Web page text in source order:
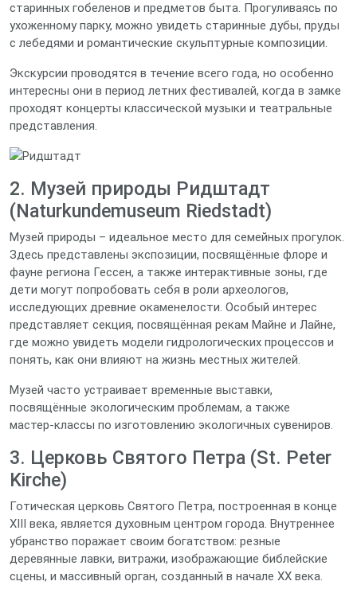
старинных гобеленов и предметов быта. Прогуливаясь по
ухоженному парку, можно увидеть старинные дубы, пруды
с лебедями и романтические скульптурные композиции.
Экскурсии проводятся в течение всего года, но особенно
интересны они в период летних фестивалей, когда в замке
проходят концерты классической музыки и театральные
представления.
2. Музей природы Ридштадт
(Naturkundemuseum Riedstadt)
Музей природы – идеальное место для семейных прогулок.
Здесь представлены экспозиции, посвящённые флоре и
фауне региона Гессен, а также интерактивные зоны, где
дети могут попробовать себя в роли археологов,
исследующих древние окаменелости. Особый интерес
представляет секция, посвящённая рекам Майне и Лайне,
где можно увидеть модели гидрологических процессов и
понять, как они влияют на жизнь местных жителей.
Музей часто устраивает временные выставки,
посвящённые экологическим проблемам, а также
мастер‑классы по изготовлению экологичных сувениров.
3. Церковь Святого Петра (St. Peter
Kirche)
Готическая церковь Святого Петра, построенная в конце
XIII века, является духовным центром города. Внутреннее
убранство поражает своим богатством: резные
деревянные лавки, витражи, изображающие библейские
сцены, и массивный орган, созданный в начале XX века.